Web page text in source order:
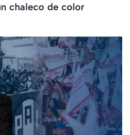
chaleco de color